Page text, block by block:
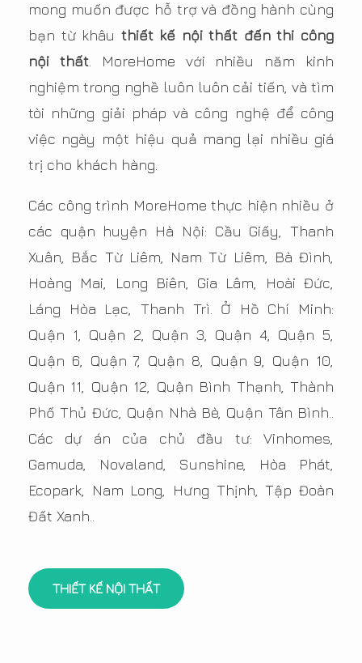
mong muốn được hỗ trợ và đồng hành cùng
bạn từ khâu thiết kế nội thất đến thi công
nội thất. MoreHome với nhiều năm kinh
nghiệm trong nghề luôn luôn cải tiến, và tìm
tòi những giải pháp và công nghệ để công
việc ngày một hiệu quả mang lại nhiều giá
trị cho khách hàng.
Các công trình MoreHome thực hiện nhiều ở
các quận huyện Hà Nội: Cầu Giấy, Thanh
Xuân, Bắc Từ Liêm, Nam Từ Liêm, Bà Đình,
Hoàng Mai, Long Biên, Gia Lâm, Hoài Đức,
Láng Hòa Lạc, Thanh Trì. Ở Hồ Chí Minh:
Quận 1, Quận 2, Quận 3, Quận 4, Quận 5,
Quận 6, Quận 7, Quận 8, Quận 9, Quận 10,
Quận 11, Quận 12, Quận Bình Thạnh, Thành
Phố Thủ Đức, Quận Nhà Bè, Quận Tân Bình..
Các dự án của chủ đầu tư: Vinhomes,
Gamuda, Novaland, Sunshine, Hòa Phát,
Ecopark, Nam Long, Hưng Thịnh, Tập Đoàn
Đất Xanh..
THIẾT KẾ NỘI THẤT